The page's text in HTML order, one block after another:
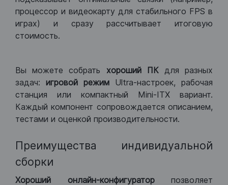
процессор и видеокарту для стабильного FPS в
играх) и сразу рассчитывает итоговую
стоимость.
Вы можете собрать хороший ПКдля разных
задач: игровой режим Ultra-настроек, рабочая
станция или компактный Mini-ITX вариант.
Каждый компонент сопровождается описанием,
тестами и оценкой производительности.
Преимущества индивидуальной
сборки
Хороший онлайн-конфигураторпозволяет